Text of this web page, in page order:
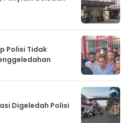
Polisi Tidak
Digeledah Polisi